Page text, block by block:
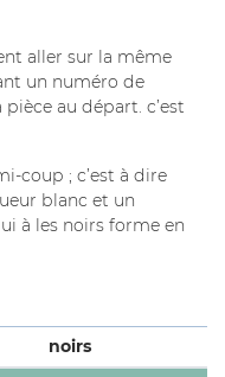
aller sur la même
un numéro de
au départ. c’est
coup ; c’est à dire
blanc et un
à les noirs forme en
noirs